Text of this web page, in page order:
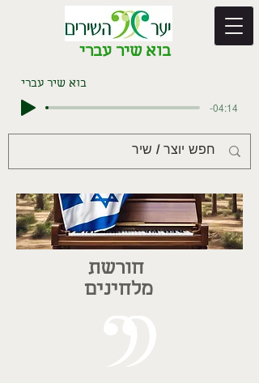
בוא שיר עברי
בוא שיר עברי
-04:14
חורשת
מלחינים